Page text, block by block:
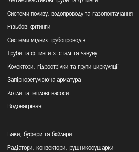
Металопластикові труби та фітинги
Системи поливу, водопроводу та газопостачання
Різьбові фітинги
Системи мідних трубопроводів
Труби та фітинги зі сталі та чавуну
Колектори, гідрострілки та групи циркуляції
Запірнорегулююча арматура
Котли та теплові насоси
Водонагрівачі
Баки, буфери та бойлери
Радіатори, конвектори, рушникосушарки